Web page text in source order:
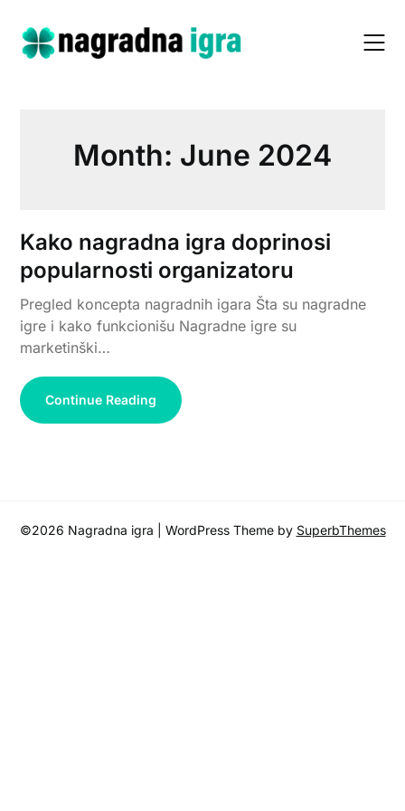
content
Month: June 2024
Kako nagradna igra doprinosi
popularnosti organizatoru
Pregled koncepta nagradnih igara Šta su nagradne
igre i kako funkcionišu Nagradne igre su
marketinški…
Continue Reading
©2026 Nagradna igra | WordPress Theme by SuperbThemes